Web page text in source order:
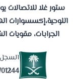
ستور غلا للاتصالات
اللوحية،إكسسوارات
الجرابات، مقويات